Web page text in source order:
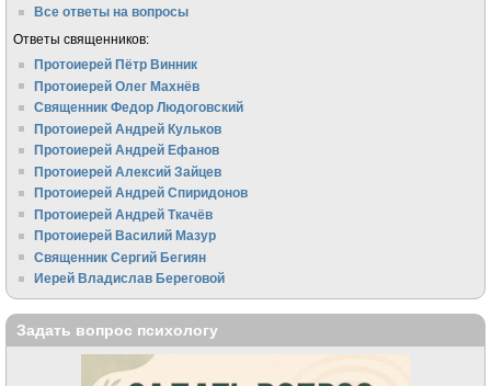
Все ответы на вопросы
Ответы священников:
Протоиерей Пётр Винник
Протоиерей Олег Махнёв
Священник Федор Людоговский
Протоиерей Андрей Кульков
Протоиерей Андрей Ефанов
Протоиерей Алексий Зайцев
Протоиерей Андрей Спиридонов
Протоиерей Андрей Ткачёв
Протоиерей Василий Мазур
Священник Сергий Бегиян
Иерей Владислав Береговой
Задать вопрос психологу